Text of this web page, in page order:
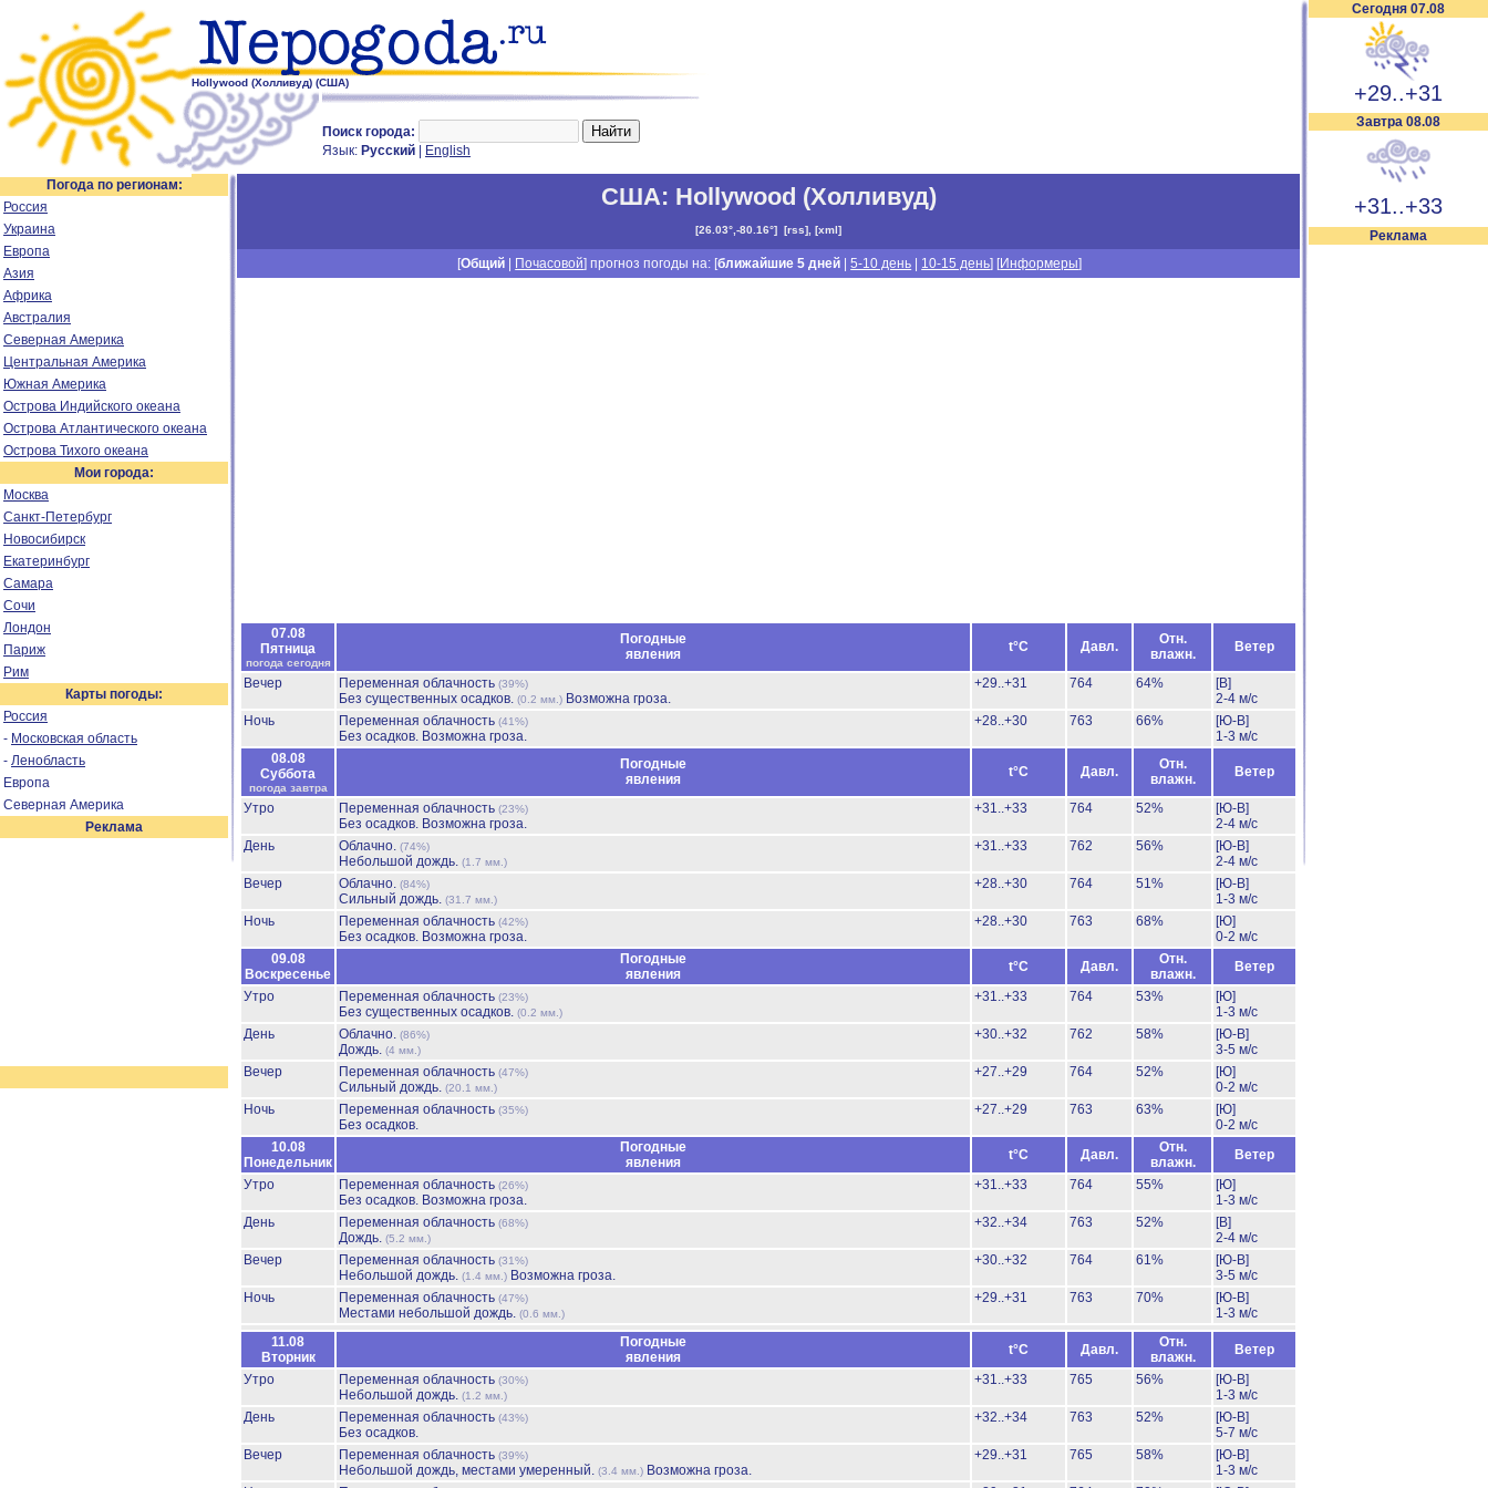
Hollywood (Холливуд) (США)
Поиск города:
Язык: Русский English
Сегодня 07.08
+29..+31
Завтра 08.08
+31..+33
Реклама
Погода по регионам:
Россия
Украина
Европа
Азия
Африка
Австралия
Северная Америка
Центральная Америка
Южная Америка
Острова Индийского океана
Острова Атлантического океана
Острова Тихого океана
Мои города:
Москва
Санкт-Петербург
Новосибирск
Екатеринбург
Самара
Сочи
Лондон
Париж
Рим
Карты погоды:
Россия
- Московская область
- Ленобласть
Европа
Северная Америка
Реклама
США: Hollywood (Холливуд)
[26.03°,-80.16°] [rss], [xml]
[Общий Почасовой] прогноз погоды на: [ближайшие 5 дней |5-10 день 10-15 день] [Информеры]
07.08
Пятница
погода сегодня
Погодные
явления
t°C Давл.
Отн.
влажн.
Ветер
Вечер Переменная облачность (39%)
Без существенных осадков. (0.2 мм.) Возможна гроза.
+29..+31 764 64%
[В]
2-4 м/с
Ночь
Переменная облачность (41%)
Без осадков. Возможна гроза.
+28..+30 763 66%
[Ю-В]
1-3 м/с
08.08
Суббота
погода завтра
Погодные
явления
t°C Давл.
Отн.
влажн.
Ветер
Утро Переменная облачность (23%)
Без осадков. Возможна гроза.
+31..+33 764 52%
[Ю-В]
2-4 м/с
День
Облачно. (74%)
Небольшой дождь. (1.7 мм.)
+31..+33 762 56%
[Ю-В]
2-4 м/с
Вечер
Облачно. (84%)
Сильный дождь. (31.7 мм.)
+28..+30 764 51%
[Ю-В]
1-3 м/с
Ночь
Переменная облачность (42%)
Без осадков. Возможна гроза.
+28..+30 763 68%
[Ю]
0-2 м/с
09.08
Воскресенье
Погодные
явления
t°C Давл.
Отн.
влажн.
Ветер
Утро
Переменная облачность (23%)
Без существенных осадков. (0.2 мм.)
+31..+33 764 53%
[Ю]
1-3 м/с
День
Облачно. (86%)
Дождь. (4 мм.)
+30..+32 762 58%
[Ю-В]
3-5 м/с
Вечер
Переменная облачность (47%)
Сильный дождь. (20.1 мм.)
+27..+29 764 52%
[Ю]
0-2 м/с
Ночь
Переменная облачность (35%)
Без осадков.
+27..+29 763 63%
[Ю]
0-2 м/с
10.08
Понедельник
Погодные
явления
t°C Давл.
Отн.
влажн.
Ветер
Утро
Переменная облачность (26%)
Без осадков. Возможна гроза.
+31..+33 764 55%
[Ю]
1-3 м/с
День
Переменная облачность (68%)
Дождь. (5.2 мм.)
+32..+34 763 52%
[В]
2-4 м/с
Вечер
Переменная облачность (31%)
Небольшой дождь. (1.4 мм.) Возможна гроза.
+30..+32 764 61%
[Ю-В]
3-5 м/с
Ночь
Переменная облачность (47%)
Местами небольшой дождь. (0.6 мм.)
+29..+31 763 70%
[Ю-В]
1-3 м/с
11.08
Вторник
Погодные
явления
t°C Давл.
Отн.
влажн.
Ветер
Утро
Переменная облачность (30%)
Небольшой дождь. (1.2 мм.)
+31..+33 765 56%
[Ю-В]
1-3 м/с
День
Переменная облачность (43%)
Без осадков.
+32..+34 763 52%
[Ю-В]
5-7 м/с
Вечер
Переменная облачность (39%)
Небольшой дождь, местами умеренный. (3.4 мм.) Возможна гроза.
+29..+31 765 58%
[Ю-В]
1-3 м/с